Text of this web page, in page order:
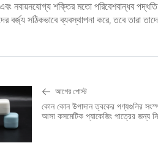
নবায়নযোগ্য শক্তির মতো পরিবেশবান্ধব পদ্ধতি
বর্জ্য সঠিকভাবে ব্যবস্থাপনা করে, তবে তারা
আগের পোস্ট
কোন কোন উপাদান ত্বকের পণ্যগুলির
আসা কসমেটিক প্যাকেজিং পাত্রের জন্য